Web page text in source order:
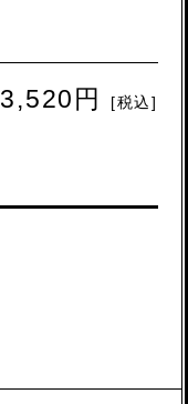
3,520円 [税込]